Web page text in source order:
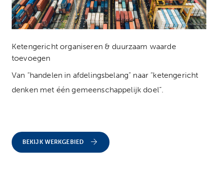
Ketengericht organiseren & duurzaam waarde
toevoegen
Van “handelen in afdelingsbelang” naar “ketengericht
denken met één gemeenschappelijk doel”.
BEKIJK WERKGEBIED